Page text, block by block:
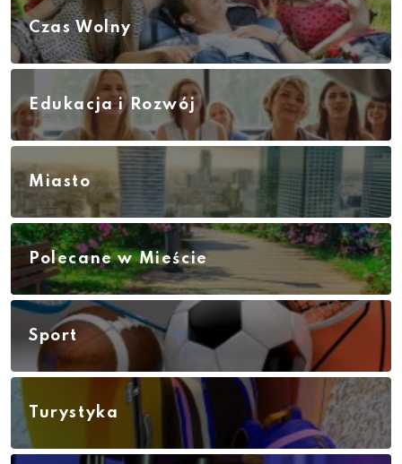
Czas Wolny
Edukacja i Rozwój
Miasto
Polecane w Mieście
Sport
Turystyka